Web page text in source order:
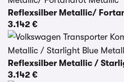
Reflexsilber Metallic/
3.142 €
Reflexsilber Metallic /
3.142 €